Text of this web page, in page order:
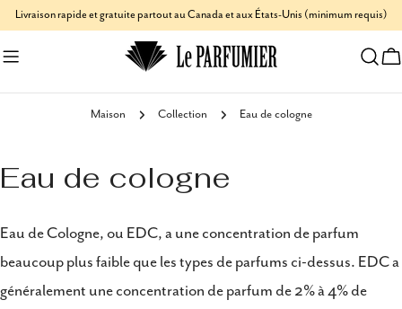
AllerLivraison rapide et gratuite partout au Canada et aux États-Unis (minimum requis)
Maison Collection Eau de cologne
Eau de cologne
Eau de Cologne, ou EDC, a une concentration de parfum
beaucoup plus faible que les types de parfums ci-dessus. EDC a
généralement une concentration de parfum de 2% à 4% de